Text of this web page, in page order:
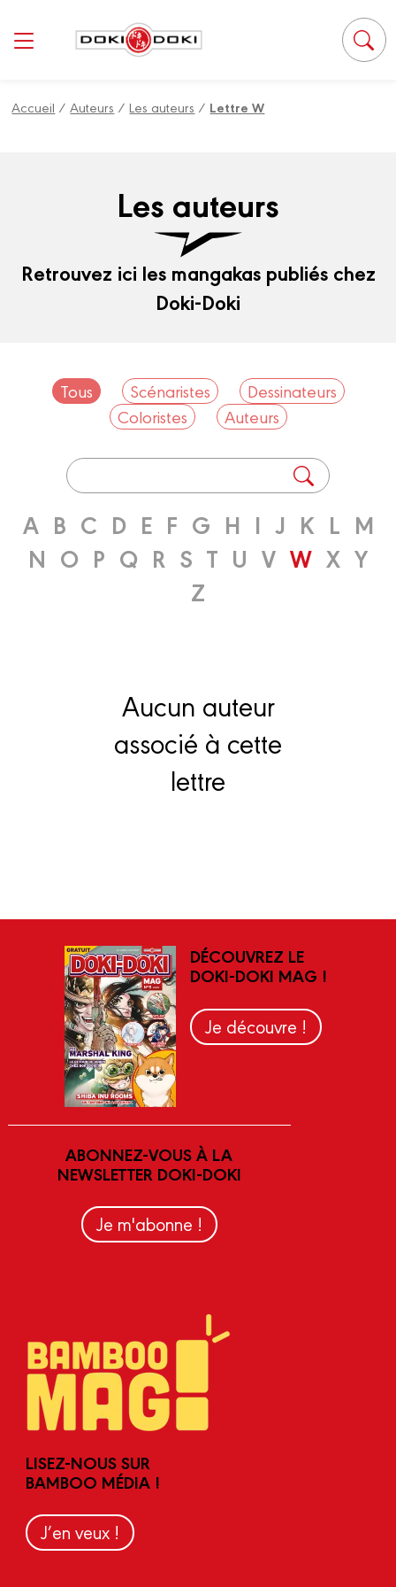
Accueil /Auteurs /Les auteurs / Lettre W
Les auteurs
Retrouvez ici les mangakas publiés chez
Doki-Doki
Tous Scénaristes
Dessinateurs
Coloristes
Auteurs
A B C D E F G H I J K L M
N O P Q R S T U V W X Y
Z
Aucun auteur
associé à cette
lettre
DÉCOUVREZ LE
DOKI-DOKI MAG !
Je découvre !
ABONNEZ-VOUS À LA
NEWSLETTER DOKI-DOKI
Je m'abonne !
LISEZ-NOUS SUR
BAMBOO MÉDIA !
J’en veux !